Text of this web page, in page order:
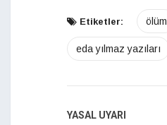
Etiketler: ölüm
eda yılmaz yazıları
YASAL UYARI